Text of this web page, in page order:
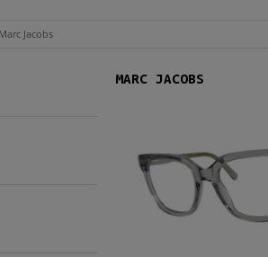
Marc Jacobs
MARC JACOBS